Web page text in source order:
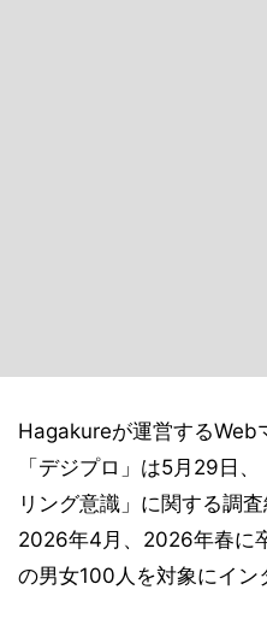
Hagakureが運営するWeb
「デジプロ」は5月29日
リング意識」に関する調
2026年4月、2026年春に
の男女100人を対象にイン